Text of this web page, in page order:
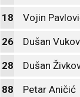
18 Vojin
26 Dušan
28 Dušan
88 Petar Aničić